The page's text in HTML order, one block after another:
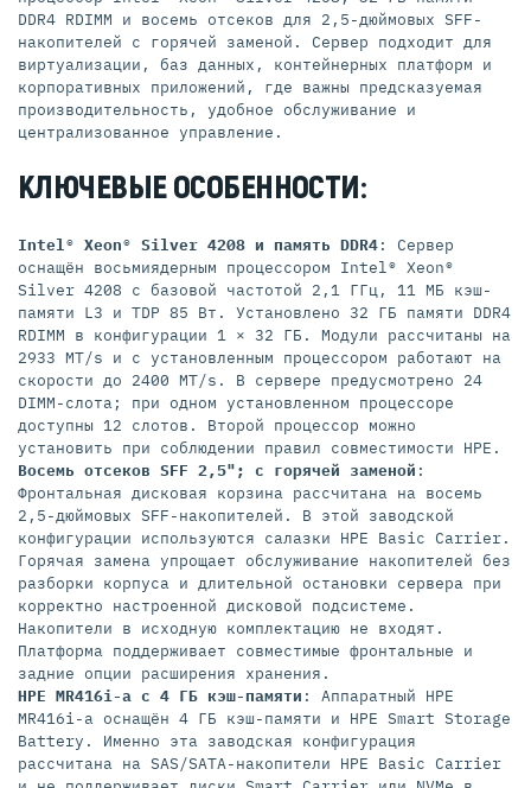
DDR4 RDIMM и восемь отсеков для 2,5-дюймовых SFF-
накопителей с горячей заменой. Сервер подходит для
виртуализации, баз данных, контейнерных платформ и
корпоративных приложений, где важны предсказуемая
производительность, удобное обслуживание и
централизованное управление.
КЛЮЧЕВЫЕ ОСОБЕННОСТИ:
Intel® Xeon® Silver 4208 и память DDR4: Сервер
оснащён восьмиядерным процессором Intel® Xeon®
Silver 4208 с базовой частотой 2,1 ГГц, 11 МБ кэш-
памяти L3 и TDP 85 Вт. Установлено 32 ГБ памяти DDR4
RDIMM в конфигурации 1 × 32 ГБ. Модули рассчитаны на
2933 MT/s и с установленным процессором работают на
скорости до 2400 MT/s. В сервере предусмотрено 24
DIMM-слота; при одном установленном процессоре
доступны 12 слотов. Второй процессор можно
установить при соблюдении правил совместимости HPE.
Восемь отсеков SFF 2,5"; с горячей заменой :
Фронтальная дисковая корзина рассчитана на восемь
2,5-дюймовых SFF-накопителей. В этой заводской
конфигурации используются салазки HPE Basic Carrier.
Горячая замена упрощает обслуживание накопителей без
разборки корпуса и длительной остановки сервера при
корректно настроенной дисковой подсистеме.
Накопители в исходную комплектацию не входят.
Платформа поддерживает совместимые фронтальные и
задние опции расширения хранения.
HPE MR416i-a с 4 ГБ кэш-памяти : Аппаратный HPE
MR416i-a оснащён 4 ГБ кэш-памяти и HPE Smart Storage
Battery. Именно эта заводская конфигурация
рассчитана на SAS/SATA-накопители HPE Basic Carrier